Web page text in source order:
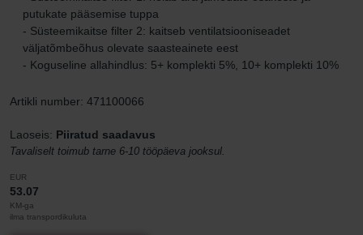
putukate pääsemise tuppa
- Süsteemikaitse filter 2: kaitseb ventilatsiooniseadet
väljatõmbeõhus olevate saasteainete eest
- Koguseline allahindlus: 5+ komplekti 5%, 10+ komplekti 10%
Artikli number: 471100066
Laoseis: Piiratud saadavus
Tavaliselt toimub tarne 6-10 tööpäeva jooksul.
EUR
53.07
KM-ga
ilma transpordikuluta